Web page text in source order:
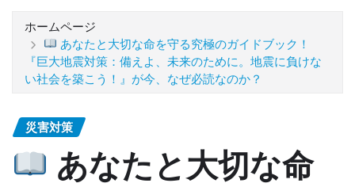
ホームページ
あなたと大切な命を守る究極のガイドブック！
『巨大地震対策：備えよ、未来のために。地震に負けな
い社会を築こう！』が今、なぜ必読なのか？
災害対策
あなたと大切な命